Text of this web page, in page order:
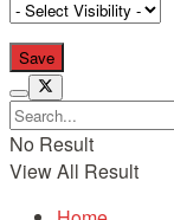
No Result
View All Result